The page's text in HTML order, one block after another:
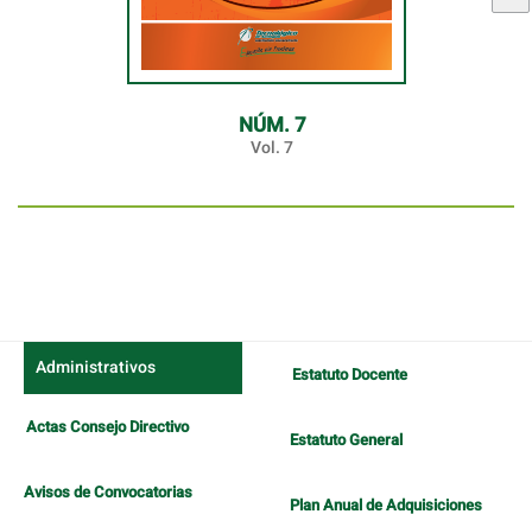
NÚM. 7
Vol. 7
Administrativos
Actas Consejo Directivo
Avisos de Convocatorias
Estatuto Docente
Estatuto General
Plan Anual de Adquisiciones